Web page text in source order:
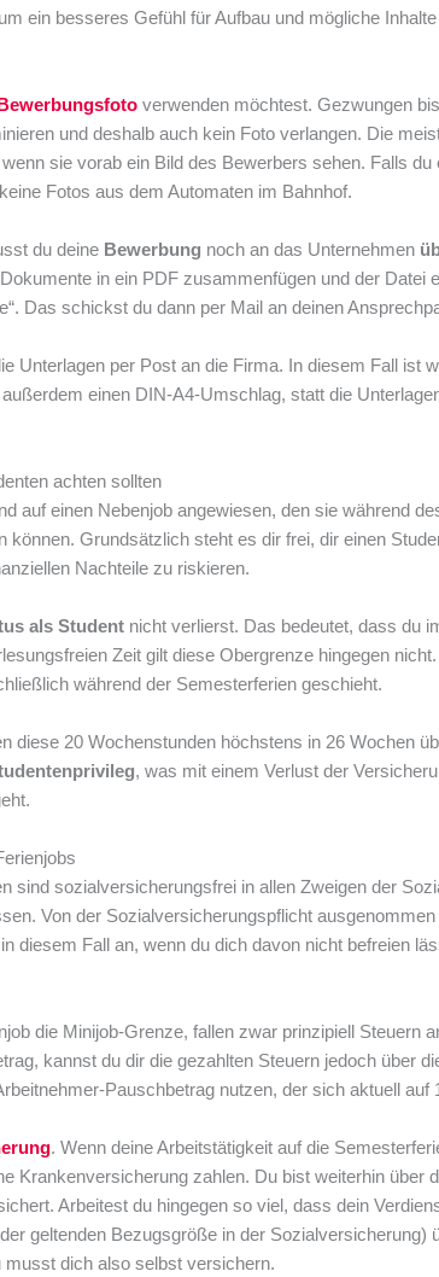
ein besseres Gefühl für Aufbau und mögliche
verwenden möchtest. Gezwungen
und deshalb auch kein Foto verlangen. Die
sie vorab ein Bild des Bewerbers sehen. Falls du
Fotos aus dem Automaten im Bahnhof.
du deine Bewerbung noch an das Unternehmen
in ein PDF zusammenfügen und der Datei
Das schickst du dann per Mail an deinen
Unterlagen per Post an die Firma. In diesem Fall ist
einen DIN-A4-Umschlag, statt die
achten sollten
auf einen Nebenjob angewiesen, den sie während
Grundsätzlich steht es dir frei, dir einen
Nachteile zu riskieren.
als Student nicht verlierst. Das bedeutet, dass du
Zeit gilt diese Obergrenze hingegen
während der Semesterferien geschieht.
diese 20 Wochenstunden höchstens in 26 Wochen
, was mit einem Verlust der
sind sozialversicherungsfrei in allen Zweigen der
Von der Sozialversicherungspflicht
diesem Fall an, wenn du dich davon nicht befreien
die Minijob-Grenze, fallen zwar prinzipiell Steuern
kannst du dir die gezahlten Steuern jedoch über
Pauschbetrag nutzen, der sich aktuell auf
. Wenn deine Arbeitstätigkeit auf die
Krankenversicherung zahlen. Du bist weiterhin über
Arbeitest du hingegen so viel, dass dein
geltenden Bezugsgröße in der Sozialversicherung)
dich also selbst versichern.